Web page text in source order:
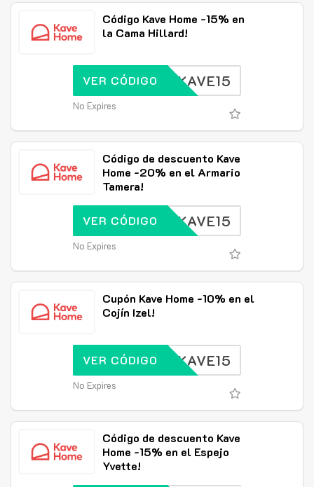
Código Kave Home -15% en
la Cama Hillard!
KAVE15
VER CÓDIGO
No Expires
Código de descuento Kave
Home -20% en el Armario
Tamera!
KAVE15
VER CÓDIGO
No Expires
Cupón Kave Home -10% en el
Cojín Izel!
KAVE15
VER CÓDIGO
No Expires
Código de descuento Kave
Home -15% en el Espejo
Yvette!